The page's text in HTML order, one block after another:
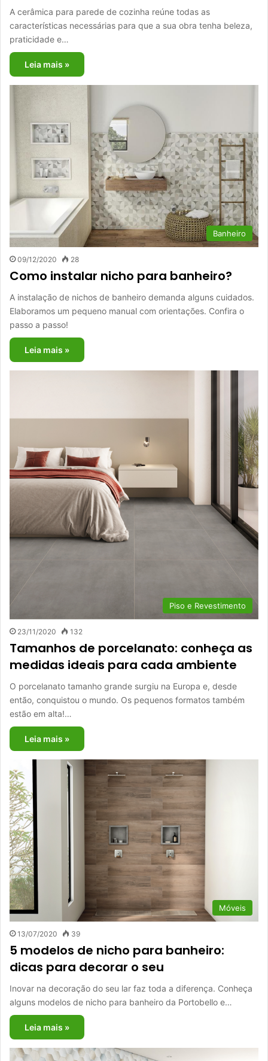
A cerâmica para parede de cozinha reúne todas as
características necessárias para que a sua obra tenha beleza,
praticidade e…
Leia mais »
Banheiro
09/12/2020 28
Como instalar nicho para banheiro?
A instalação de nichos de banheiro demanda alguns cuidados.
Elaboramos um pequeno manual com orientações. Confira o
passo a passo!
Leia mais »
Piso e Revestimento
23/11/2020 132
Tamanhos de porcelanato: conheça as
medidas ideais para cada ambiente
O porcelanato tamanho grande surgiu na Europa e, desde
então, conquistou o mundo. Os pequenos formatos também
estão em alta!…
Leia mais »
Móveis
13/07/2020 39
5 modelos de nicho para banheiro:
dicas para decorar o seu
Inovar na decoração do seu lar faz toda a diferença. Conheça
alguns modelos de nicho para banheiro da Portobello e…
Leia mais »